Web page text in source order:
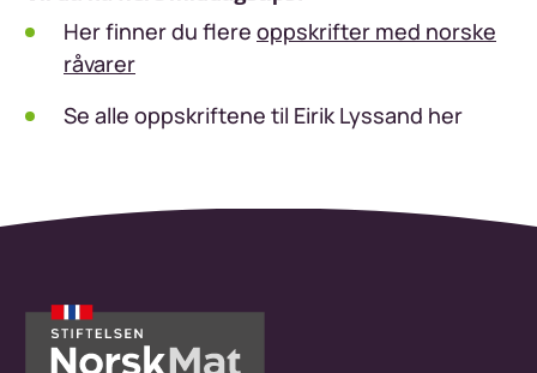
Her finner du flere oppskrifter med norske
råvarer
Se alle oppskriftene til Eirik Lyssand her